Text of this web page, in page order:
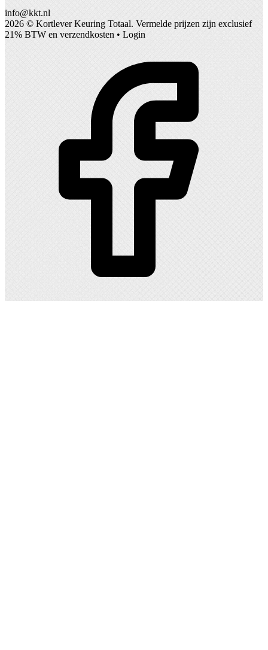
info@kkt.nl
2026 © Kortlever Keuring Totaal. Vermelde prijzen zijn exclusief
21% BTW en verzendkosten • Login